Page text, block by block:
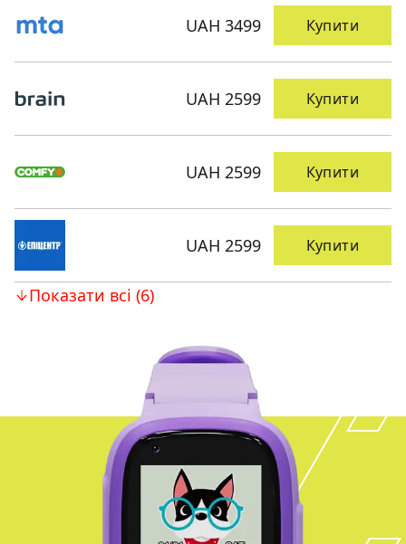
UAH 3499
Купити
UAH 2599 Купити
UAH 2599 Купити
UAH 2599 Купити
Показати всі (6)